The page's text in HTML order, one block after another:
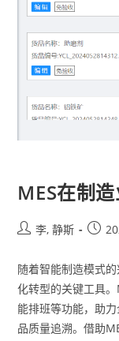
MES在制
李, 静斯
随着智能制造模式
化转型的关键工具
能排班等功能，助
品质量追溯。借助